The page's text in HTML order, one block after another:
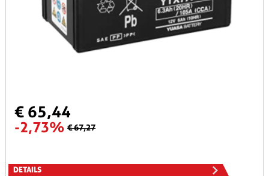
€ 65,44
-2,73% € 67,27
DETAILS